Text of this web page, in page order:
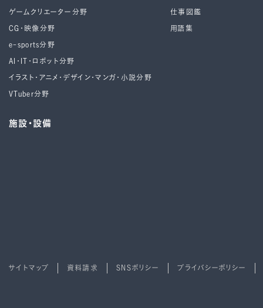
ゲームクリエーター分野
CG・映像分野
e-sports分野
AI・IT・ロボット分野
イラスト・アニメ・デザイン・マンガ・小説分野
VTuber分野
施設・設備
仕事図鑑
用語集
サイトマップ 資料請求 SNSポリシー プライバシーポリシー